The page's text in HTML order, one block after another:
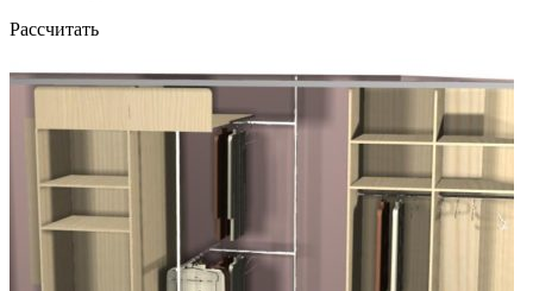
Рассчитать